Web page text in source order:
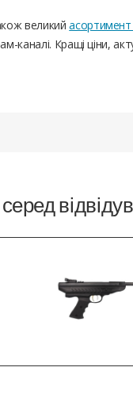
великий
каналі. Кращі ціни,